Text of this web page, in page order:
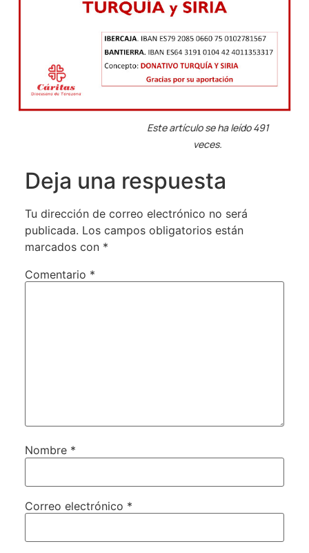
Este artículo se ha leído 491
veces.
Deja una respuesta
Tu dirección de correo electrónico no será
publicada. Los campos obligatorios están
marcados con *
Comentario *
Nombre *
Correo electrónico *